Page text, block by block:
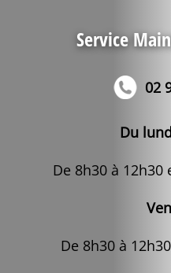
Service
02
Du
De 8h30 à 12h30
De 8h30 à